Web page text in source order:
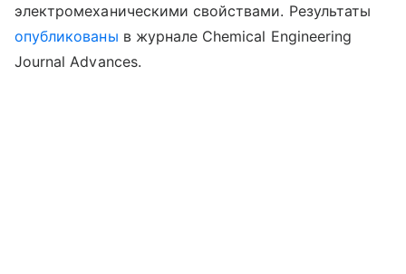
электромеханическими свойствами. Результаты
опубликованы в журнале Chemical Engineering
Journal Advances.